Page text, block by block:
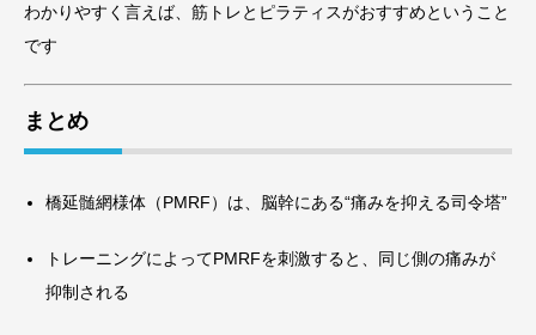
わかりやすく言えば、筋トレとピラティスがおすすめということ
です
まとめ
橋延髄網様体（PMRF）は、脳幹にある“痛みを抑える司令塔”
トレーニングによってPMRFを刺激すると、同じ側の痛みが
抑制される